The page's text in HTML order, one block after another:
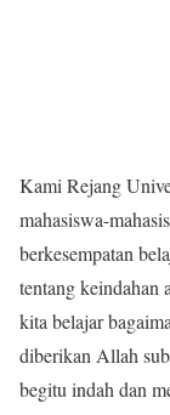
Kami Rejang
mahasiswa-
berkesempatan
tentang keindahan
kita belajar
diberikan Allah
begitu indah dan